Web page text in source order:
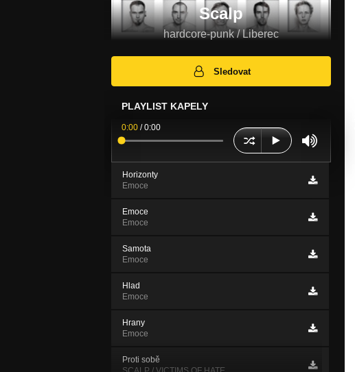
Scalp
hardcore-punk / Liberec
Sledovat
PLAYLIST KAPELY
0:00 /0:00
Horizonty
Emoce
Emoce
Emoce
Samota
Emoce
Hlad
Emoce
Hrany
Emoce
Proti sobě